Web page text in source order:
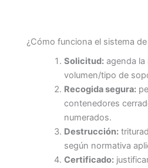
¿Cómo funciona el sistema
Solicitud:agenda la
volumen/tipo de
Recogida segura:
contenedores
numerados.
Destrucción:
según normativa
Certificado: